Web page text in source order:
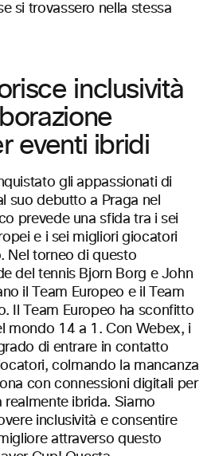
si trovassero nella stessa
inclusività
eventi ibridi
gli appassionati di
suo debutto a Praga nel
prevede una sfida tra i sei
e i sei migliori giocatori
Nel torneo di questo
del tennis Bjorn Borg e John
il Team Europeo e il Team
Il Team Europeo ha sconfitto
mondo 14 a 1. Con Webex, i
di entrare in contatto
colmando la mancanza
con connessioni digitali per
realmente ibrida. Siamo
inclusività e consentire
attraverso questo